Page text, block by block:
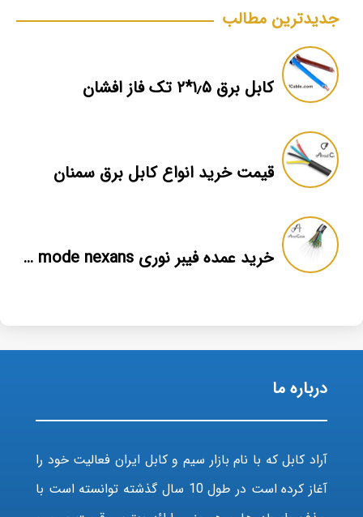
جدیدترین مطالب
کابل برق ۱٫۵*۲ تک فاز افشان
قیمت خرید انواع کابل برق سمنان
خرید عمده فیبر نوری single mode nexans
درباره ما
آراد کابل که با نام بازار سیم و کابل ایران فعالیت خود را
آغاز کرده است در طول 10 سال گذشته توانسته است با